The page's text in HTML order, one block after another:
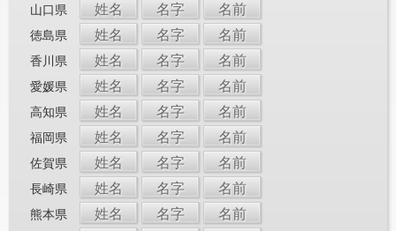
山口県 姓名 名字 名前
徳島県 姓名 名字 名前
香川県 姓名 名字 名前
愛媛県 姓名 名字 名前
高知県 姓名 名字 名前
福岡県 姓名 名字 名前
佐賀県 姓名 名字 名前
長崎県 姓名 名字 名前
熊本県 姓名 名字 名前